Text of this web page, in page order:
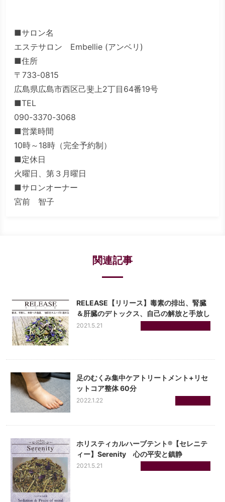
■サロン名
エステサロン Embellie (アンベリ)
■住所
〒733-0815
広島県広島市西区己斐上2丁目64番19号
■TEL
090-3370-3068
■営業時間
10時～18時（完全予約制）
■定休日
火曜日、第３月曜日
■サロンオーナー
宮前 智子
関連記事
RELEASE【リリース】毒素の排出、腎臓
＆肝臓のデトックス、自己の解放と手放し
2021.5.21
足のむくみ集中ケアトリートメント+リセ
ットコア整体 60分
2022.1.22
ホリスティカルハーブテント®【セレニテ
ィー】Serenity 心の平安と鎮静
2021.5.21